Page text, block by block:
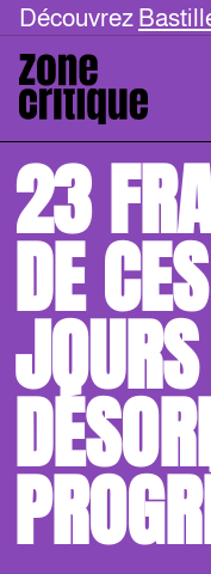
Découvrez
23
DE